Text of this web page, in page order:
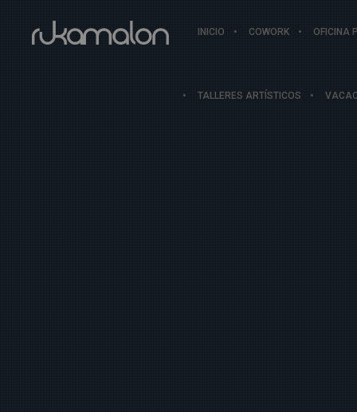
INICIO COWORK OFICINA
TALLERES ARTÍSTICOS